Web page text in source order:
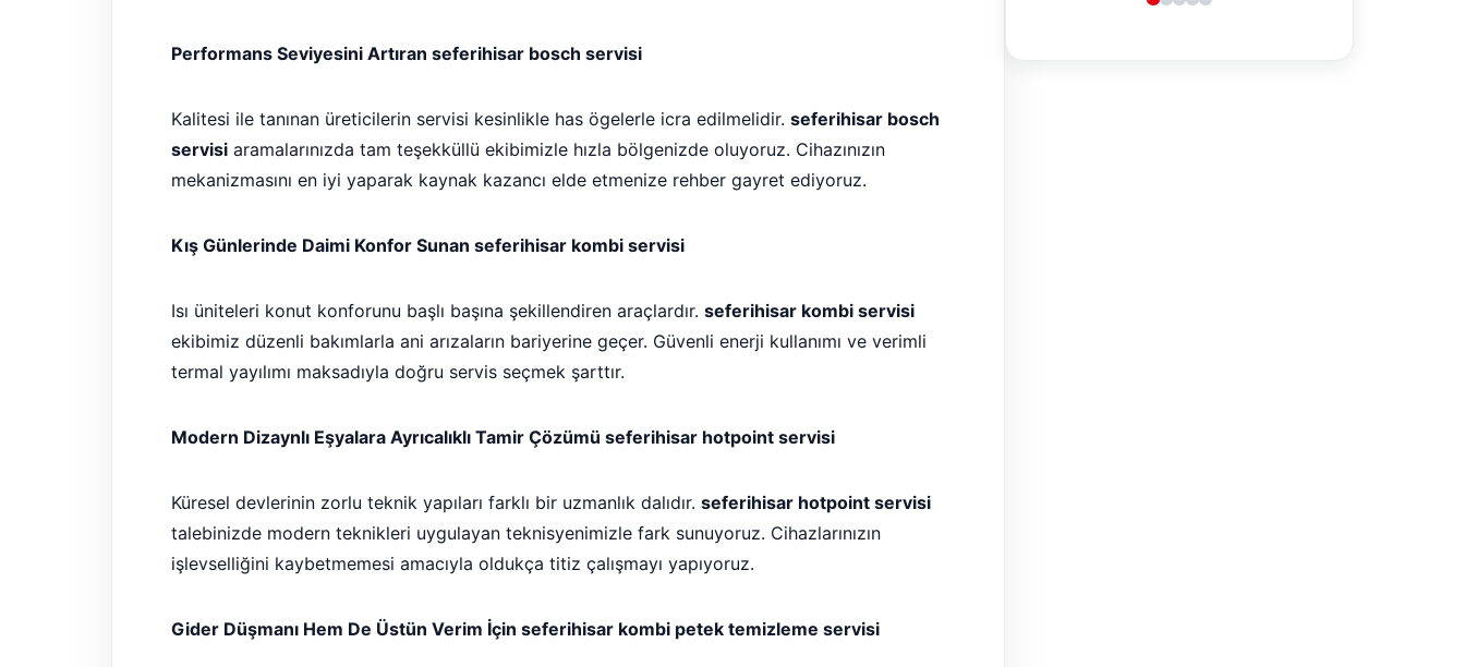
Performans Seviyesini Artıran seferihisar bosch servisi
Kalitesi ile tanınan üreticilerin servisi kesinlikle has ögelerle icra edilmelidir. seferihisar bosch
servisiaramalarınızda tam teşekküllü ekibimizle hızla bölgenizde oluyoruz. Cihazınızın
mekanizmasını en iyi yaparak kaynak kazancı elde etmenize rehber gayret ediyoruz.
Kış Günlerinde Daimi Konfor Sunan seferihisar kombi servisi
Isı üniteleri konut konforunu başlı başına şekillendiren araçlardır. seferihisar kombi servisi
ekibimiz düzenli bakımlarla ani arızaların bariyerine geçer. Güvenli enerji kullanımı ve verimli
termal yayılımı maksadıyla doğru servis seçmek şarttır.
Modern Dizaynlı Eşyalara Ayrıcalıklı Tamir Çözümü seferihisar hotpoint servisi
Küresel devlerinin zorlu teknik yapıları farklı bir uzmanlık dalıdır. seferihisar hotpoint servisi
talebinizde modern teknikleri uygulayan teknisyenimizle fark sunuyoruz. Cihazlarınızın
işlevselliğini kaybetmemesi amacıyla oldukça titiz çalışmayı yapıyoruz.
Gider Düşmanı Hem De Üstün Verim İçin seferihisar kombi petek temizleme servisi